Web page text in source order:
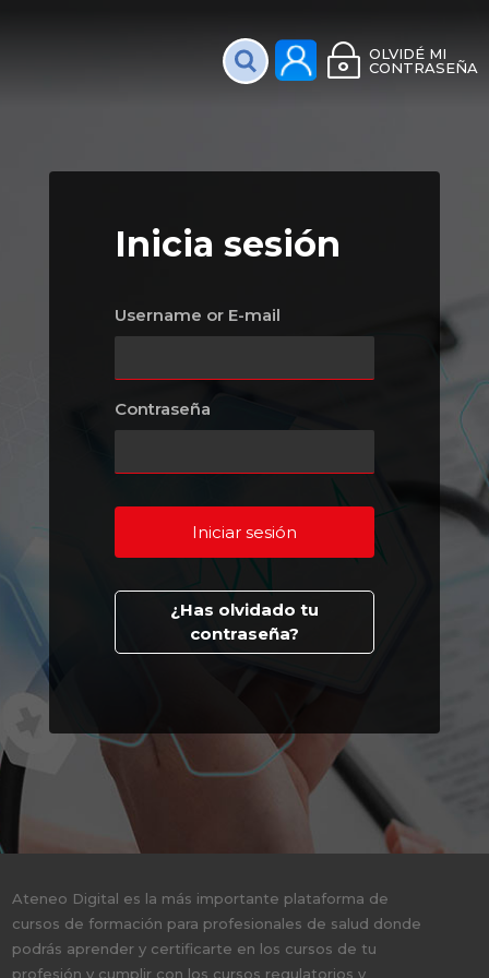
PlataformaOLVIDÉ MI
CONTRASEÑA
Inicia sesión
Username or E-mail
Contraseña
¿Has olvidado tu
contraseña?
Ateneo Digital es la más importante plataforma de
cursos de formación para profesionales de salud donde
podrás aprender y certificarte en los cursos de tu
profesión y cumplir con los cursos regulatorios y